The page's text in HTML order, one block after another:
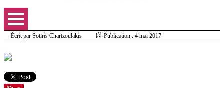
Écrit par Sotiris Chartzoulakis Publication : 4 mai 2017